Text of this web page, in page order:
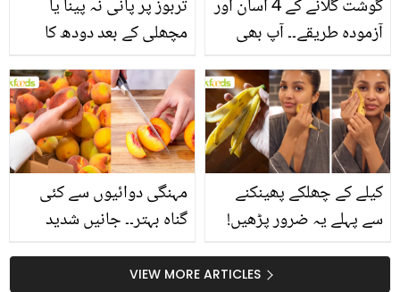
تربوز پر پانی نہ پینا یا
مچھلی کے بعد دودھ کا
سے متعلق غلط فہمیوں کی
حقیقت کیا ہے اور افواہ
کیا؟
گوشت گلانے کے 4 آسان اور
آزمودہ طریقے۔۔ آپ بھی
بتائے راز
مہنگی دوائیوں سے کئی
گناہ بہتر۔۔ جانیں شدید
کیوں کھانا چاہیے؟
کیلے کے چھلکے پھینکنے
سے پہلے یہ ضرور پڑھیں!
سستا اور قدرتی حلVIEW MORE ARTICLES